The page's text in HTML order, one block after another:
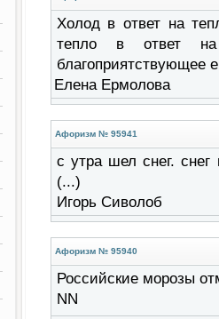
Холод в ответ на
тепло в ответ на
благоприятствующее
Елена Ермолова
Афоризм № 95941
с утра шел снег.
(...)
Игорь Сиволоб
Афоризм № 95940
Российские морозы
NN